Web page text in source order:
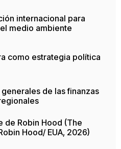
internacional para
medio ambiente
como estrategia política
de las finanzas
de Robin Hood (The
Hood/ EUA, 2026)